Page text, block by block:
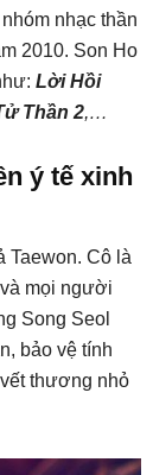
nhạc thần
2010. Son Ho
Lời Hồi
Thần 2,…
ý tế xinh
Taewon. Cô là
mọi người
Song Seol
bảo vệ tính
thương nhỏ